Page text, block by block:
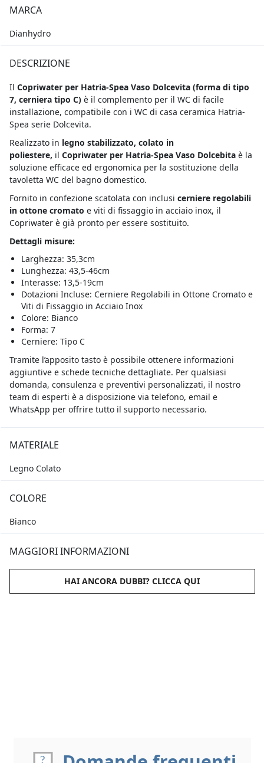
MARCA
Dianhydro
DESCRIZIONE
Il Copriwater per Hatria-Spea Vaso Dolcevita (forma di tipo
7, cerniera tipo C) è il complemento per il WC di facile
installazione, compatibile con i WC di casa ceramica Hatria-
Spea serie Dolcevita.
Realizzato in legno stabilizzato, colato in
poliestere, il Copriwater per Hatria-Spea Vaso Dolcebitaè la
soluzione efficace ed ergonomica per la sostituzione della
tavoletta WC del bagno domestico.
Fornito in confezione scatolata con inclusi cerniere regolabili
in ottone cromato e viti di fissaggio in acciaio inox, il
Copriwater è già pronto per essere sostituito.
Dettagli misure:
Larghezza: 35,3cm
Lunghezza: 43,5-46cm
Interasse: 13,5-19cm
Dotazioni Incluse: Cerniere Regolabili in Ottone Cromato e
Viti di Fissaggio in Acciaio Inox
Colore: Bianco
Forma: 7
Cerniere: Tipo C
Tramite l’apposito tasto è possibile ottenere informazioni
aggiuntive e schede tecniche dettagliate. Per qualsiasi
domanda, consulenza e preventivi personalizzati, il nostro
team di esperti è a disposizione via telefono, email e
WhatsApp per offrire tutto il supporto necessario.
MATERIALE
Legno Colato
COLORE
Bianco
MAGGIORI INFORMAZIONI
HAI ANCORA DUBBI? CLICCA QUI